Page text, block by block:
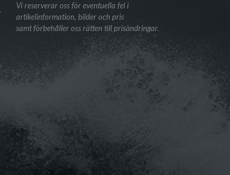
Vi reserverar oss för eventuella fel i
artikelinformation, bilder och pris
samt förbehåller oss rätten till prisändringar.